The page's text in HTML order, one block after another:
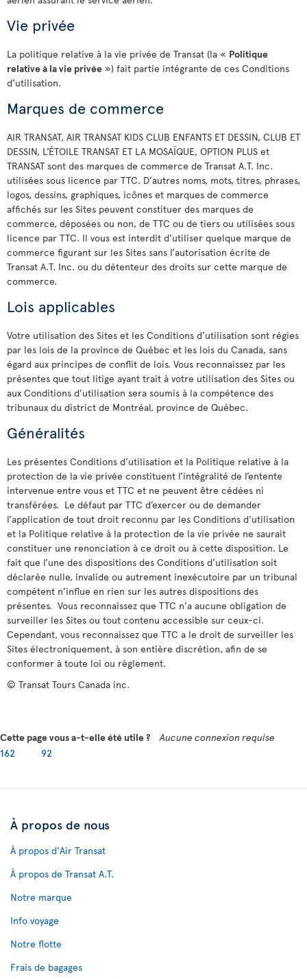
Vie privée
La politique relative à la vie privée de Transat (la « Politique
relative à la vie privée ») fait partie intégrante de ces Conditions
d’utilisation.
Marques de commerce
AIR TRANSAT, AIR TRANSAT KIDS CLUB ENFANTS ET DESSIN, CLUB ET
DESSIN, L’ÉTOILE TRANSAT ET LA MOSAÏQUE, OPTION PLUS et
TRANSAT sont des marques de commerce de Transat A.T. Inc.
utilisées sous licence par TTC. D’autres noms, mots, titres, phrases,
logos, dessins, graphiques, icônes et marques de commerce
affichés sur les Sites peuvent constituer des marques de
commerce, déposées ou non, de TTC ou de tiers ou utilisées sous
licence par TTC. Il vous est interdit d’utiliser quelque marque de
commerce figurant sur les Sites sans l’autorisation écrite de
Transat A.T. Inc. ou du détenteur des droits sur cette marque de
commerce.
Lois applicables
Votre utilisation des Sites et les Conditions d’utilisation sont régies
par les lois de la province de Québec et les lois du Canada, sans
égard aux principes de conflit de lois. Vous reconnaissez par les
présentes que tout litige ayant trait à votre utilisation des Sites ou
aux Conditions d’utilisation sera soumis à la compétence des
tribunaux du district de Montréal, province de Québec.
Généralités
Les présentes Conditions d’utilisation et la Politique relative à la
protection de la vie privée constituent l’intégralité de l’entente
intervenue entre vous et TTC et ne peuvent être cédées ni
transférées. Le défaut par TTC d’exercer ou de demander
l’application de tout droit reconnu par les Conditions d’utilisation
et la Politique relative à la protection de la vie privée ne saurait
constituer une renonciation à ce droit ou à cette disposition. Le
fait que l’une des dispositions des Conditions d’utilisation soit
déclarée nulle, invalide ou autrement inexécutoire par un tribunal
compétent n’influe en rien sur les autres dispositions des
présentes. Vous reconnaissez que TTC n’a aucune obligation de
surveiller les Sites ou tout contenu accessible sur ceux-ci.
Cependant, vous reconnaissez que TTC a le droit de surveiller les
Sites électroniquement, à son entière discrétion, afin de se
conformer à toute loi ou règlement.
© Transat Tours Canada inc.
Cette page vous a-t-elle été utile ?
Aucune connexion requise
162
92
À propos de nous
À propos d'Air Transat
À propos de Transat A.T.
Notre marque
Info voyage
Notre flotte
Frais de bagages